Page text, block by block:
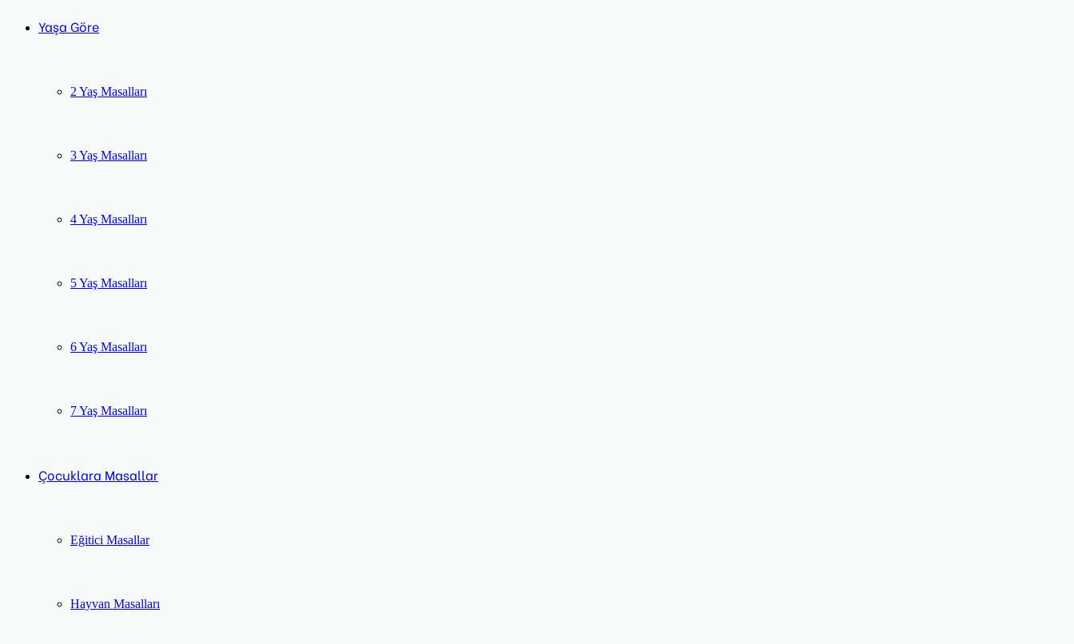
Yaşa Göre
2 Yaş Masalları
3 Yaş Masalları
4 Yaş Masalları
5 Yaş Masalları
6 Yaş Masalları
7 Yaş Masalları
Çocuklara Masallar
Eğitici Masallar
Hayvan Masalları